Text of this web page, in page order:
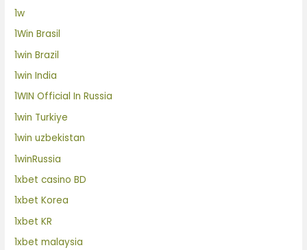
1w
1Win Brasil
1win Brazil
1win India
1WIN Official In Russia
1win Turkiye
1win uzbekistan
1winRussia
1xbet casino BD
1xbet Korea
1xbet KR
1xbet malaysia